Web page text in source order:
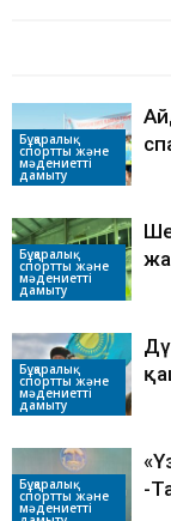
Бұқаралық
спортты және
мәдениетті
дамыту
Бұқаралық
спортты және
мәдениетті
дамыту
Бұқаралық
спортты және
мәдениетті
дамыту
Бұқаралық
спортты және
мәдениетті
-